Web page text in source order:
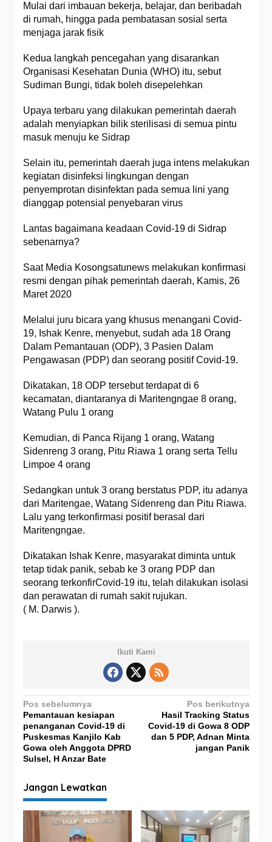
Mulai dari imbauan bekerja, belajar, dan beribadah
di rumah, hingga pada pembatasan sosial serta
menjaga jarak fisik
Kedua langkah pencegahan yang disarankan
Organisasi Kesehatan Dunia (WHO) itu, sebut
Sudiman Bungi, tidak boleh disepelehkan
Upaya terbaru yang dilakukan pemerintah daerah
adalah menyiapkan bilik sterilisasi di semua pintu
masuk menuju ke Sidrap
Selain itu, pemerintah daerah juga intens melakukan
kegiatan disinfeksi lingkungan dengan
penyemprotan disinfektan pada semua lini yang
dianggap potensial penyebaran virus
Lantas bagaimana keadaan Covid-19 di Sidrap
sebenarnya?
Saat Media Kosongsatunews melakukan konfirmasi
resmi dengan pihak pemerintah daerah, Kamis, 26
Maret 2020
Melalui juru bicara yang khusus menangani Covid-
19, Ishak Kenre, menyebut, sudah ada 18 Orang
Dalam Pemantauan (ODP), 3 Pasien Dalam
Pengawasan (PDP) dan seorang positif Covid-19.
Dikatakan, 18 ODP tersebut terdapat di 6
kecamatan, diantaranya di Maritengngae 8 orang,
Watang Pulu 1 orang
Kemudian, di Panca Rijang 1 orang, Watang
Sidenreng 3 orang, Pitu Riawa 1 orang serta Tellu
Limpoe 4 orang
Sedangkan untuk 3 orang berstatus PDP, itu adanya
dari Maritengae, Watang Sidenreng dan Pitu Riawa.
Lalu yang terkonfirmasi positif berasal dari
Maritengngae.
Dikatakan Ishak Kenre, masyarakat diminta untuk
tetap tidak panik, sebab ke 3 orang PDP dan
seorang terkonfirCovid-19 itu, telah dilakukan isolasi
dan perawatan di rumah sakit rujukan.
( M. Darwis ).
Ikuti Kami
N
a
v
i
a
s
i
Pos sebelumnya
Pemantauan kesiapan
penanganan Covid-19 di
Puskesmas Kanjilo Kab
Gowa oleh Anggota DPRD
Sulsel, H Anzar Bate
Pos berikutnya
Hasil Tracking Status
Covid-19 di Gowa 8 ODP
dan 5 PDP, Adnan Minta
jangan Panik
Jangan Lewatkan